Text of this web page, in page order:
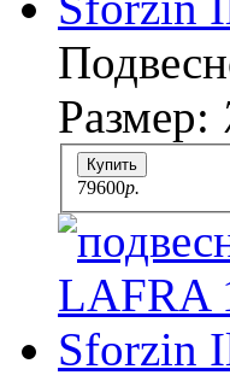
Размер:
Купить
79600p.